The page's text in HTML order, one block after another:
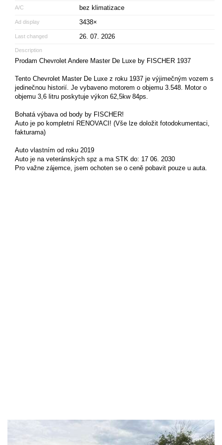
A/C bez klimatizace
Ad display 3438×
Last changed 26. 07. 2026
Description
Prodam Chevrolet Andere Master De Luxe by FISCHER 1937
Tento Chevrolet Master De Luxe z roku 1937 je výjimečným vozem s
jedinečnou historií. Je vybaveno motorem o objemu 3.548. Motor o
objemu 3,6 litru poskytuje výkon 62,5kw 84ps.
Bohatá výbava od body by FISCHER!
Auto je po kompletní RENOVACI! (Vše lze doložit fotodokumentaci,
fakturama)
Auto vlastním od roku 2019
Auto je na veteránských spz a ma STK do: 17 06. 2030
Pro važne zájemce, jsem ochoten se o ceně pobavit pouze u auta.